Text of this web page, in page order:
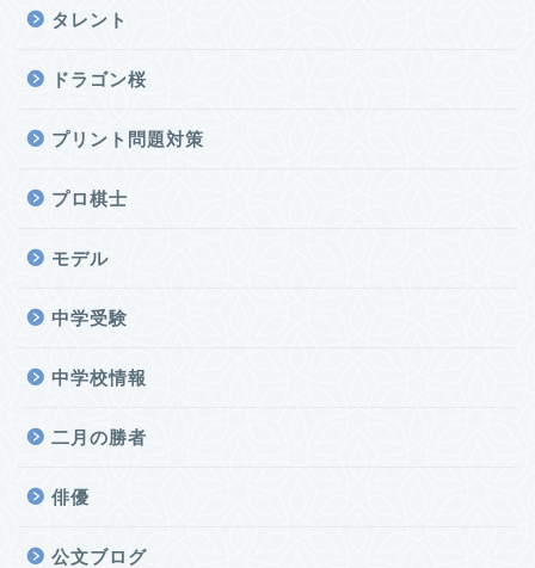
タレント
ドラゴン桜
プリント問題対策
プロ棋士
モデル
中学受験
中学校情報
二月の勝者
俳優
公文ブログ